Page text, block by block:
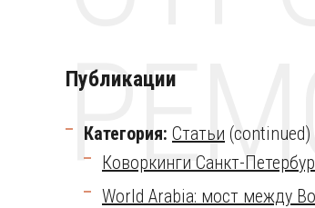
Публикации
Категория: Статьи (continued)
Коворкинги Санкт-
World Arabia: мост между